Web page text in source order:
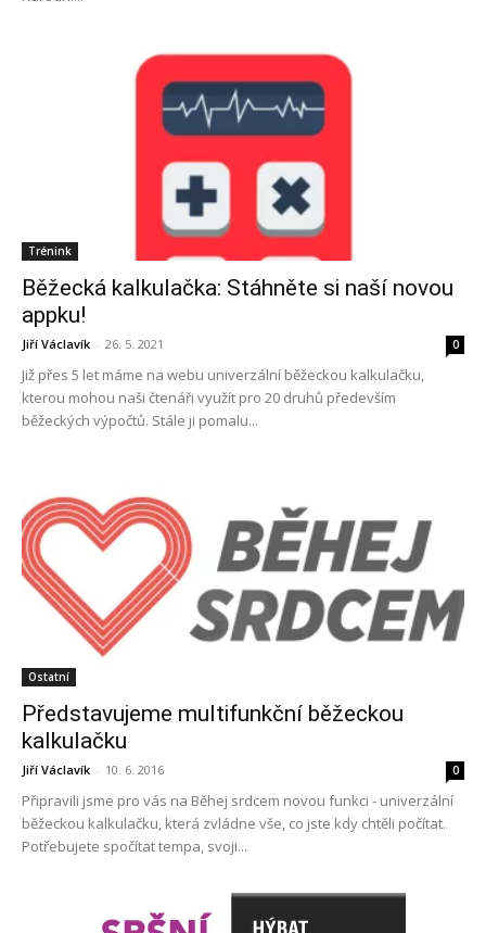
Trénink
Běžecká kalkulačka: Stáhněte si naší novou
appku!
Jiří Václavík - 26. 5. 2021 0
Již přes 5 let máme na webu univerzální běžeckou kalkulačku,
kterou mohou naši čtenáři využít pro 20 druhů především
běžeckých výpočtů. Stále ji pomalu...
Ostatní
Představujeme multifunkční běžeckou
kalkulačku
Jiří Václavík - 10. 6. 2016 0
Připravili jsme pro vás na Běhej srdcem novou funkci - univerzální
běžeckou kalkulačku, která zvládne vše, co jste kdy chtěli počítat.
Potřebujete spočítat tempa, svoji...